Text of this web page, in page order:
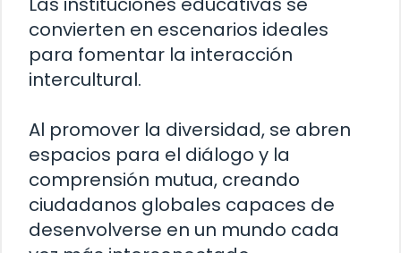
convierten en escenarios ideales
para fomentar la interacción
intercultural.
Al promover la diversidad, se abren
espacios para el diálogo y la
comprensión mutua, creando
ciudadanos globales capaces de
desenvolverse en un mundo cada